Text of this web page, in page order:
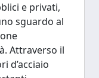
e privati,
sguardo al
Attraverso il
d’acciaio